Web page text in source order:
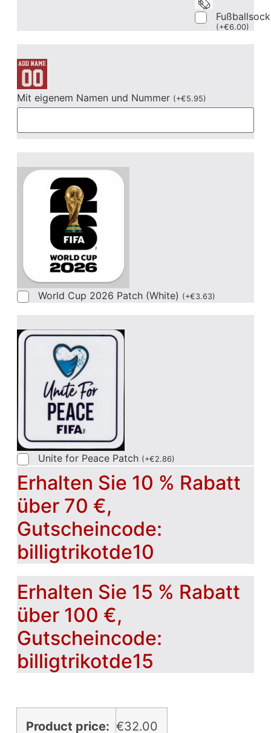
(+€6.00)
Mit eigenem Namen und Nummer (+€5.95)
World Cup 2026 Patch (White) (+€3.63)
Unite for Peace Patch (+€2.86)
Erhalten Sie 10 % Rabatt
über 70 €,
Gutscheincode:
billigtrikotde10
Erhalten Sie 15 % Rabatt
über 100 €,
Gutscheincode:
billigtrikotde15
Product price: €32.00